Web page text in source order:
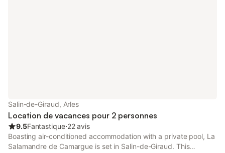
Salin-de-Giraud, Arles
Location de vacances pour 2 personnes
9.5Fantastique⋅22 avis
Boasting air-conditioned accommodation with a private pool, La
Salamandre de Camargue is set in Salin-de-Giraud. This